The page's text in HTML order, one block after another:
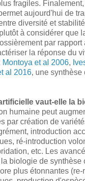
fragiles.
aujourd'hui de
diversité et
à considérer que
par rapport
la réponse du
Montoya et al 2006,
al 2016, une synthèse
vaut-elle la
humaine peut
par création de
introduction
ré-introduction
etc. Les
biologie de synthèse
plus étonnantes (re-